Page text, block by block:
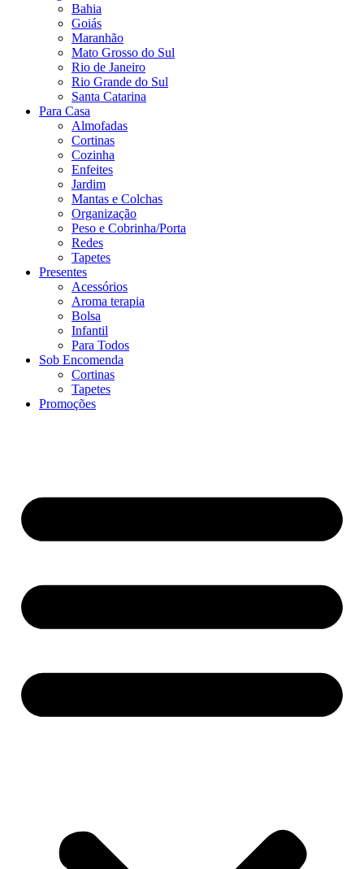
Bahia
Goiás
Maranhão
Mato Grosso do Sul
Rio de Janeiro
Rio Grande do Sul
Santa Catarina
Para Casa
Almofadas
Cortinas
Cozinha
Enfeites
Jardim
Mantas e Colchas
Organização
Peso e Cobrinha/Porta
Redes
Tapetes
Presentes
Acessórios
Aroma terapia
Bolsa
Infantil
Para Todos
Sob Encomenda
Cortinas
Tapetes
Promoções